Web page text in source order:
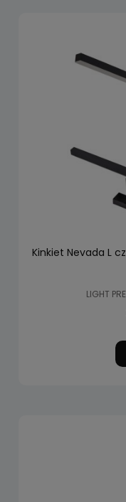
Kinkiet Nevada L
LIGHT